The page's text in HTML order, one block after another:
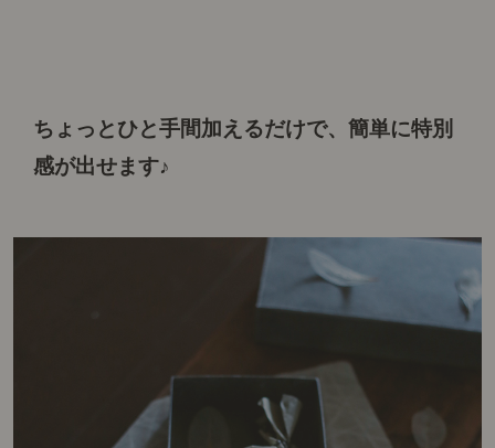
ちょっとひと手間加えるだけで、簡単に特別
感が出せます♪